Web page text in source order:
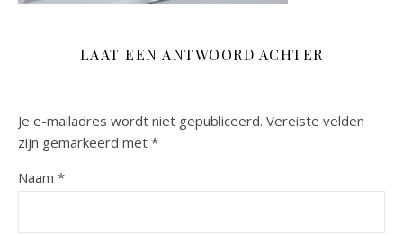
LAAT EEN ANTWOORD ACHTER
Je e-mailadres wordt niet gepubliceerd. Vereiste velden
zijn gemarkeerd met *
Naam *